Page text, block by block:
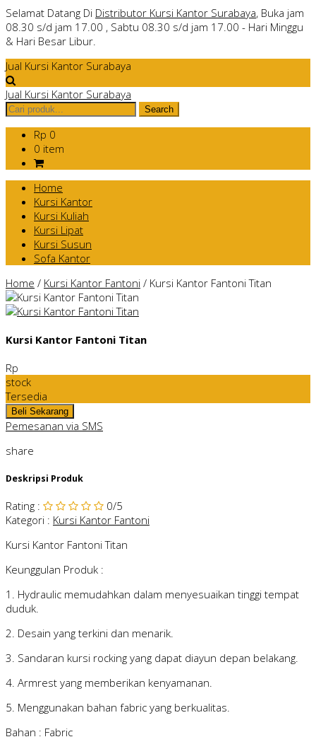
Selamat Datang Di Distributor Kursi Kantor Surabaya, Buka jam
08.30 s/d jam 17.00 , Sabtu 08.30 s/d jam 17.00 - Hari Minggu
& Hari Besar Libur.
Jual Kursi Kantor Surabaya
Jual Kursi Kantor Surabaya
Rp 0
0 item
Home
Kursi Kantor
Kursi Kuliah
Kursi Lipat
Kursi Susun
Sofa Kantor
Home / Kursi Kantor Fantoni / Kursi Kantor Fantoni Titan
Kursi Kantor Fantoni Titan
Rp
stock
Tersedia
Pemesanan via SMS
share
Deskripsi Produk
Rating : 0/5
Kategori : Kursi Kantor Fantoni
Kursi Kantor Fantoni Titan
Keunggulan Produk :
1. Hydraulic memudahkan dalam menyesuaikan tinggi tempat
duduk.
2. Desain yang terkini dan menarik.
3. Sandaran kursi rocking yang dapat diayun depan belakang.
4. Armrest yang memberikan kenyamanan.
5. Menggunakan bahan fabric yang berkualitas.
Bahan : Fabric